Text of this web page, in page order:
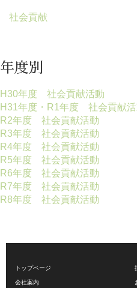
社会貢献
年度別
H30年度 社会貢献活動
H31年度・R1年度 社会貢献
R2年度 社会貢献活動
R3年度 社会貢献活動
R4年度 社会貢献活動
R5年度 社会貢献活動
R6年度 社会貢献活動
R7年度 社会貢献活動
R8年度 社会貢献活動
トップページ
会社案内